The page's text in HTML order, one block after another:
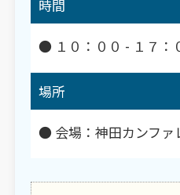
時間
● １０：００ - １７：
場所
● 会場：神田カンファ